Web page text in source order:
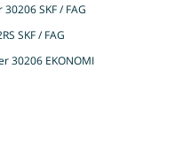
SKF / FAG
SKF / FAG
30206 EKONOMI